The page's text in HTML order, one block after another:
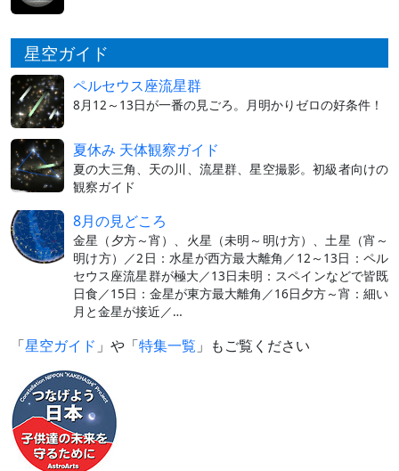
星空ガイド
ペルセウス座流星群
8月12～13日が一番の見ごろ。月明かりゼロの好条件！
夏休み 天体観察ガイド
夏の大三角、天の川、流星群、星空撮影。初級者向けの
観察ガイド
8月の見どころ
金星（夕方～宵）、火星（未明～明け方）、土星（宵～
明け方）／2日：水星が西方最大離角／12～13日：ペル
セウス座流星群が極大／13日未明：スペインなどで皆既
日食／15日：金星が東方最大離角／16日夕方～宵：細い
月と金星が接近／…
「星空ガイド 」や「特集一覧 」もご覧ください